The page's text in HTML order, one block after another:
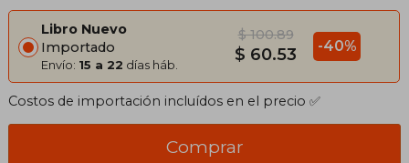
Libro Nuevo
Importado
Envío: 15 a 22 días háb.
$ 100.89
$ 60.53 -40%
Costos de importación incluídos en el precio ✅
Comprar